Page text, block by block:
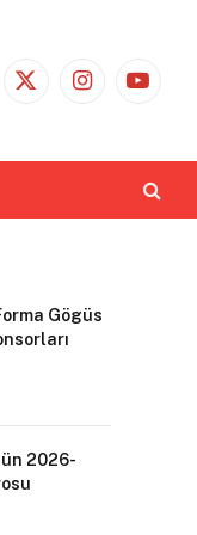
X
Instagram
Gögüs
2026-